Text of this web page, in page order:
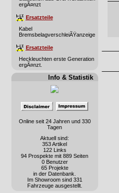
ergÃ¤nzt
Ersatzteile
Kabel
BremsbelagverschleiÃŸanzeige
Ersatzteile
Heckleuchten erste Generation
ergÃ¤nzt.
Info & Statistik
Online seit 24 Jahren und 330
Tagen
Aktuell sind:
353 Artikel
122 Links
94 Prospekte mit 889 Seiten
0 Benutzer
65 Projekte
in der Datenbank.
Im Showroom sind 331
Fahrzeuge ausgestellt.